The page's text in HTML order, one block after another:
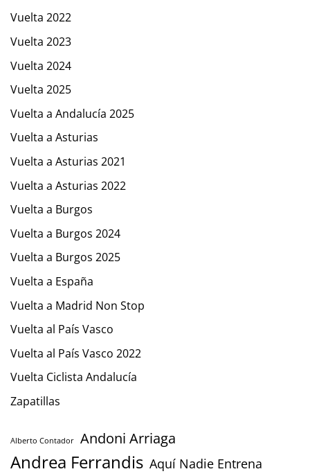
Vuelta 2022
Vuelta 2023
Vuelta 2024
Vuelta 2025
Vuelta a Andalucía 2025
Vuelta a Asturias
Vuelta a Asturias 2021
Vuelta a Asturias 2022
Vuelta a Burgos
Vuelta a Burgos 2024
Vuelta a Burgos 2025
Vuelta a España
Vuelta a Madrid Non Stop
Vuelta al País Vasco
Vuelta al País Vasco 2022
Vuelta Ciclista Andalucía
Zapatillas
Alberto Contador Andoni Arriaga
Andrea Ferrandis Aquí Nadie Entrena